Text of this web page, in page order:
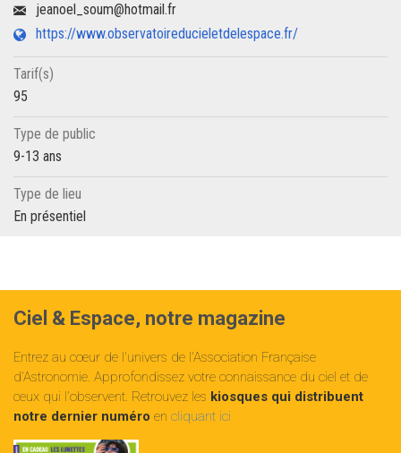
jeanoel_soum@hotmail.fr
https://www.observatoireducieletdelespace.fr/
Tarif(s)
95
Type de public
9-13 ans
Type de lieu
En présentiel
Ciel & Espace, notre magazine
Entrez au cœur de l'univers de l'Association Française
d'Astronomie. Approfondissez votre connaissance du ciel et de
ceux qui l'observent. Retrouvez les kiosques qui distribuent
notre dernier numéro en cliquant ici